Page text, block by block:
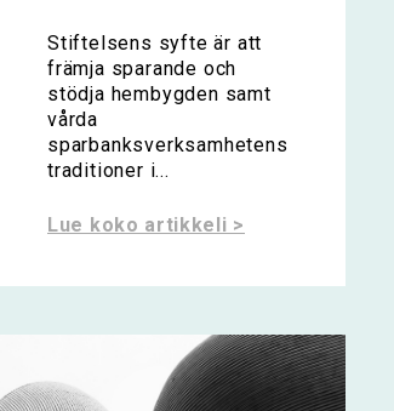
Stiftelsens syfte är att
främja sparande och
stödja hembygden samt
vårda
sparbanksverksamhetens
traditioner i...
Lue koko artikkeli >